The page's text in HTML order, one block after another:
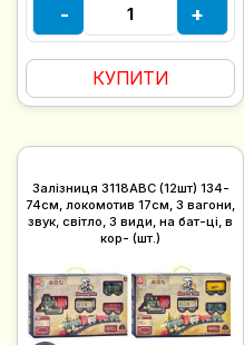
- +
КУПИТИ
Залізниця 3118ABC (12шт) 134-
74см, локомотив 17см, 3 вагони,
звук, світло, 3 види, на бат-ці, в
кор- (шт.)